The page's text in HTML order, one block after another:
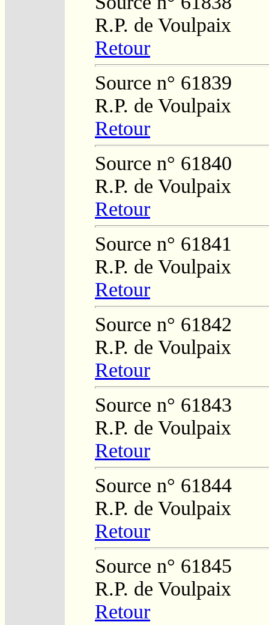
R.P. de Voulpaix
Retour
Source n° 61839
R.P. de Voulpaix
Retour
Source n° 61840
R.P. de Voulpaix
Retour
Source n° 61841
R.P. de Voulpaix
Retour
Source n° 61842
R.P. de Voulpaix
Retour
Source n° 61843
R.P. de Voulpaix
Retour
Source n° 61844
R.P. de Voulpaix
Retour
Source n° 61845
R.P. de Voulpaix
Retour